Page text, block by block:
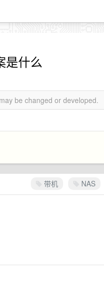
是什么
be changed or developed.
带机 NAS